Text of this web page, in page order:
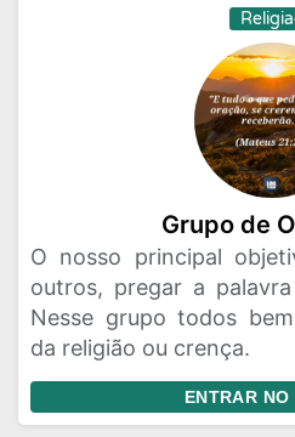
Grupo de
O nosso principal
outros, pregar a
Nesse grupo todos
da religião ou crença.
ENTRAR NO